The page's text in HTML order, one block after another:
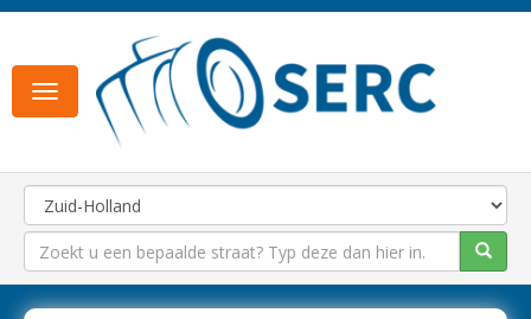
Toggle
navigation